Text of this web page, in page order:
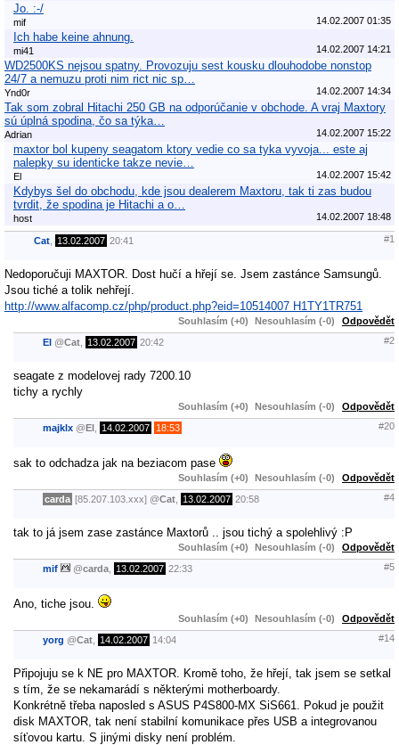
Jo. :-/
mif 14.02.2007 01:35
Ich habe keine ahnung.
mi41 14.02.2007 14:21
WD2500KS nejsou spatny. Provozuju sest kousku dlouhodobe nonstop
24/7 a nemuzu proti nim rict nic sp…
Ynd0r 14.02.2007 14:34
Tak som zobral Hitachi 250 GB na odporúčanie v obchode. A vraj Maxtory
sú úplná spodina, čo sa týka…
Adrian 14.02.2007 15:22
maxtor bol kupeny seagatom ktory vedie co sa tyka vyvoja... este aj
nalepky su identicke takze nevie…
El 14.02.2007 15:42
Kdybys šel do obchodu, kde jsou dealerem Maxtoru, tak ti zas budou
tvrdit, že spodina je Hitachi a o…
host 14.02.2007 18:48
Cat 13.02.2007 20:41 #1
Nedoporučuji MAXTOR. Dost hučí a hřejí se. Jsem zastánce Samsungů.
Jsou tiché a tolik nehřejí.
http://www.alfacomp.cz/php/product.php?eid=10514007 H1TY1TR751
Souhlasím (+0) Nesouhlasím (-0) Odpovědět
El @Cat 13.02.2007 20:42 #2
seagate z modelovej rady 7200.10
tichy a rychly
Souhlasím (+0) Nesouhlasím (-0) Odpovědět
majklx @El 14.02.2007 18:53 #20
sak to odchadza jak na beziacom pase
Souhlasím (+0) Nesouhlasím (-0) Odpovědět
carda [85.207.103.xxx] @Cat 13.02.2007 20:58 #4
tak to já jsem zase zastánce Maxtorů .. jsou tichý a spolehlivý :P
Souhlasím (+0) Nesouhlasím (-0) Odpovědět
mif @carda 13.02.2007 22:33 #5
Ano, tiche jsou.
Souhlasím (+0) Nesouhlasím (-0) Odpovědět
yorg @Cat 14.02.2007 14:04 #14
Připojuju se k NE pro MAXTOR. Kromě toho, že hřejí, tak jsem se setkal
s tím, že se nekamarádí s některými motherboardy.
Konkrétně třeba naposled s ASUS P4S800-MX SiS661. Pokud je použit
disk MAXTOR, tak není stabilní komunikace přes USB a integrovanou
síťovou kartu. S jinými disky není problém.